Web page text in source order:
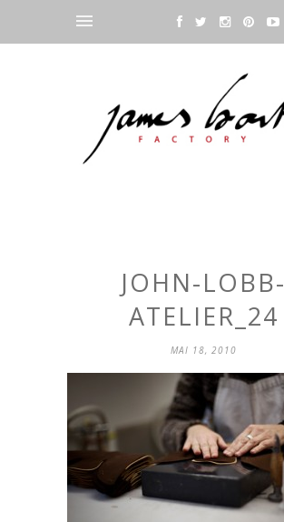
JOHN-LOBB-
ATELIER_24
MAI 18, 2010